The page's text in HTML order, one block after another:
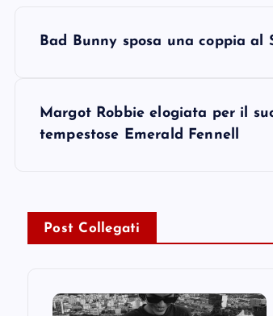
n
a
Bad Bunny sposa una coppia
Margot Robbie elogiata per il
tempestose Emerald Fennell
Post Collegati